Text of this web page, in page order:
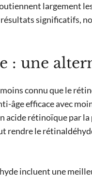
largement
significatifs,
: une
connu que le
âge efficace avec
rétinoïque par
rendre le
incluent une